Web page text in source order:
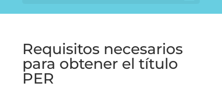
Requisitos necesarios
para obtener el título
PER